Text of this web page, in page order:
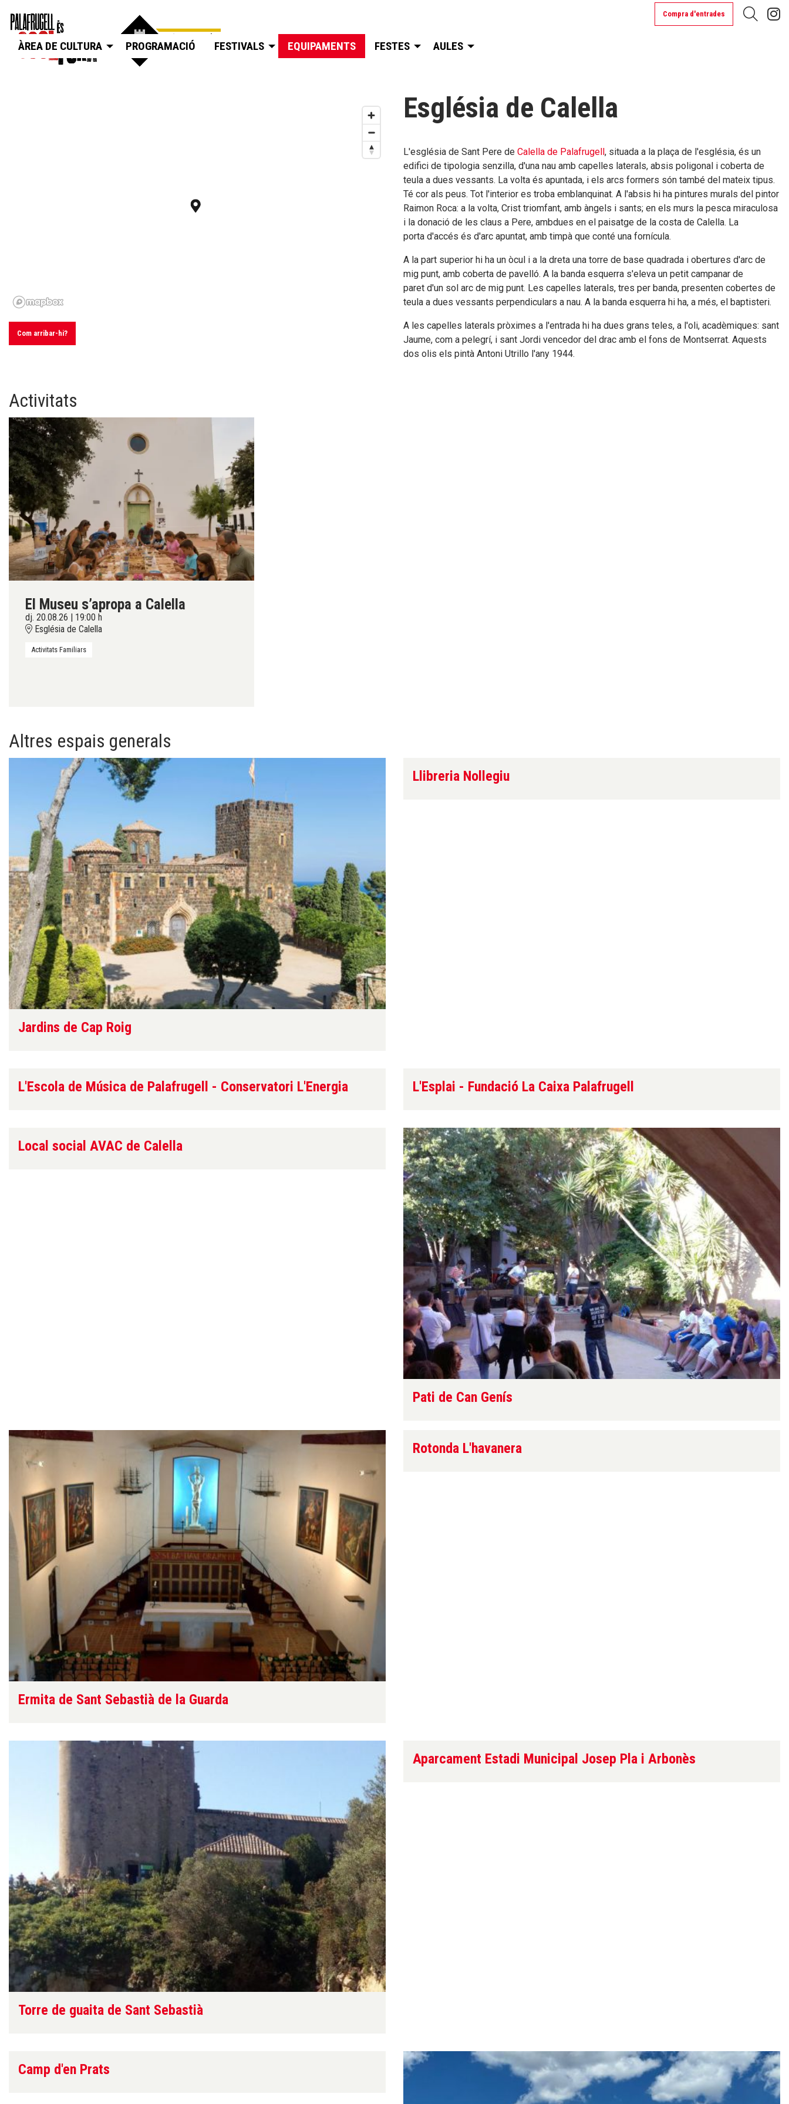
Compra d'entrades
ÀREA DE CULTURA PROGRAMACIÓ FESTIVALS EQUIPAMENTS FESTES AULES
Com arribar-hi?
Església de Calella
L'església de Sant Pere de Calella de Palafrugell, situada a la plaça de l'església, és un
edifici de tipologia senzilla, d'una nau amb capelles laterals, absis poligonal i coberta de
teula a dues vessants. La volta és apuntada, i els arcs formers són també del mateix tipus.
Té cor als peus. Tot l'interior es troba emblanquinat. A l'absis hi ha pintures murals del pintor
Raimon Roca: a la volta, Crist triomfant, amb àngels i sants; en els murs la pesca miraculosa
i la donació de les claus a Pere, ambdues en el paisatge de la costa de Calella. La
porta d'accés és d'arc apuntat, amb timpà que conté una fornícula.
A la part superior hi ha un òcul i a la dreta una torre de base quadrada i obertures d'arc de
mig punt, amb coberta de pavelló. A la banda esquerra s'eleva un petit campanar de
paret d'un sol arc de mig punt. Les capelles laterals, tres per banda, presenten cobertes de
teula a dues vessants perpendiculars a nau. A la banda esquerra hi ha, a més, el baptisteri.
A les capelles laterals pròximes a l'entrada hi ha dues grans teles, a l'oli, acadèmiques: sant
Jaume, com a pelegrí, i sant Jordi vencedor del drac amb el fons de Montserrat. Aquests
dos olis els pintà Antoni Utrillo l'any 1944.
Activitats
El Museu s’apropa a Calella
dj. 20.08.26 | 19:00 h
Església de Calella
Activitats Familiars
Altres espais generals
Jardins de Cap Roig
Llibreria Nollegiu
L'Escola de Música de Palafrugell - Conservatori L'Energia L'Esplai - Fundació La Caixa Palafrugell
Local social AVAC de Calella
Pati de Can Genís
Ermita de Sant Sebastià de la Guarda
Rotonda L'havanera
Torre de guaita de Sant Sebastià
Aparcament Estadi Municipal Josep Pla i Arbonès
Camp d'en Prats